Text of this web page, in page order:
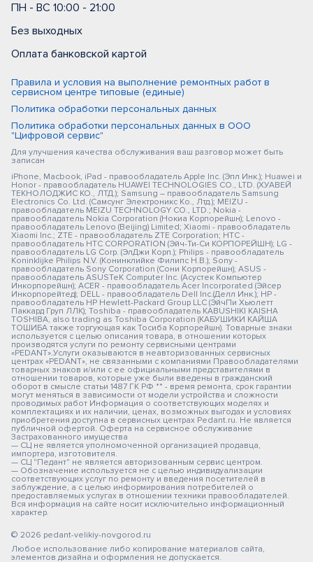
ПН - ВС 10:00 - 21:00
Без выходных
Оплата банковской картой
Правила и условия на выполнение ремонтных работ в
сервисном центре типовые (единые)
Политика обработки персональных данных
Политика обработки персональных данных в ООО
"Цифровой сервис"
Для улучшения качества обслуживания ваш разговор может быть
записан
iPhone, Macbook, iPad - правообладатель Apple Inc. (Эпл Инк.); Huawei и
Honor - правообладатель HUAWEI TECHNOLOGIES CO., LTD. (ХУАВЕЙ
ТЕКНОЛОДЖИС КО., ЛТД.); Samsung – правообладатель Samsung
Electronics Co. Ltd. (Самсунг Электроникс Ко., Лтд.); MEIZU -
правообладатель MEIZU TECHNOLOGY CO., LTD.; Nokia -
правообладатель Nokia Corporation (Нокиа Корпорейшн); Lenovo -
правообладатель Lenovo (Beijing) Limited; Xiaomi - правообладатель
Xiaomi Inc.; ZTE - правообладатель ZTE Corporation; HTC -
правообладатель HTC CORPORATION (Эйч-Ти-Си КОРПОРЕЙШН); LG -
правообладатель LG Corp. (ЭлДжи Корп.); Philips - правообладатель
Koninklijke Philips N.V. (Конинклийке Филипс Н.В.); Sony -
правообладатель Sony Corporation (Сони Корпорейшн); ASUS -
правообладатель ASUSTeK Computer Inc. (Асустек Компьютер
Инкорпорейшн); ACER - правообладатель Acer Incorporated (Эйсер
Инкорпорейтед); DELL - правообладатель Dell Inc.(Делл Инк.); HP -
правообладатель HP Hewlett-Packard Group LLC (ЭйчПи Хьюлетт
Паккард Груп ЛЛК); Toshiba - правообладатель KABUSHIKI KAISHA
TOSHIBA, also trading as Toshiba Corporation (КАБУШИКИ КАЙША
ТОШИБА также торгующая как Тосиба Корпорейшн). Товарные знаки
используется с целью описания товара, в отношении которых
производятся услуги по ремонту сервисными центрами
«PEDANT».Услуги оказываются в неавторизованных сервисных
центрах «PEDANT», не связанными с компаниями Правообладателями
товарных знаков и/или с ее официальными представителями в
отношении товаров, которые уже были введены в гражданский
оборот в смысле статьи 1487 ГК РФ ** - время ремонта, срок гарантии
могут меняться в зависимости от модели устройства и сложности
проводимых работ Информация о соответствующих моделях и
комплектациях и их наличии, ценах, возможных выгодах и условиях
приобретения доступна в сервисных центрах Pedant.ru. Не является
публичной офертой. Оферта на сервисное обслуживание
Застрахованного имущества
— СЦ не является уполномоченной организацией продавца,
импортера, изготовителя.
— СЦ "Педант" не является авторизованным сервис центром.
— Обозначение используется не с целью индивидуализации
соответствующих услуг по ремонту и введения посетителей в
заблуждение, а с целью информирования потребителей о
предоставляемых услугах в отношении техники правообладателей.
Вся информация на сайте носит исключительно информационный
характер.
© 2026 pedant-velikiy-novgorod.ru
Любое использование либо копирование материалов сайта,
элементов дизайна и оформления не допускается.